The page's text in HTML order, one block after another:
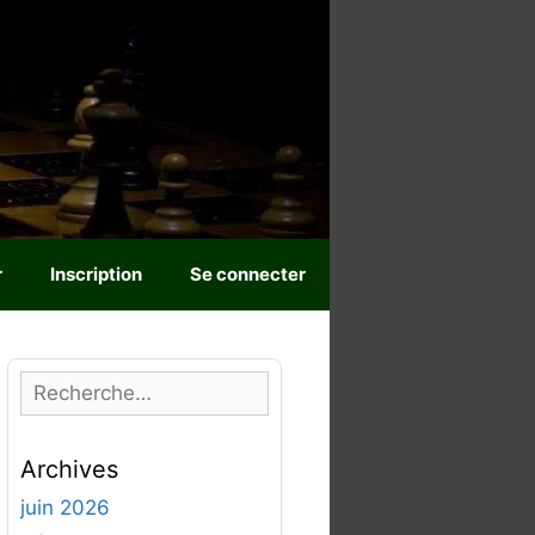
Inscription Se connecter
e
h
e
Archives
juin 2026